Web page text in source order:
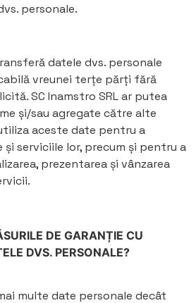
personale.
datele dvs. personale
vreunei terțe părți fără
SC Inamstro SRL ar putea
și/sau agregate către alte
aceste date pentru a
serviciile lor, precum și pentru a
prezentarea și vânzarea
DE GARANȚIE CU
DVS. PERSONALE?
multe date personale decât